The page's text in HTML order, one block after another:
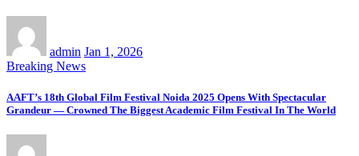
admin Jan 1, 2026
Breaking News
AAFT’s 18th Global Film Festival Noida 2025 Opens With Spectacular
Grandeur — Crowned The Biggest Academic Film Festival In The World